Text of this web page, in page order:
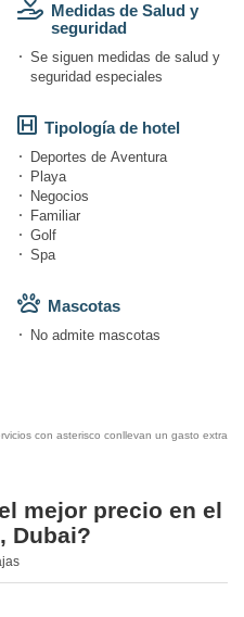
Medidas de Salud y
seguridad
Se siguen medidas de salud y
seguridad especiales
Tipología de hotel
Deportes de Aventura
Playa
Negocios
Familiar
Golf
Spa
Mascotas
No admite mascotas
con asterisco conllevan un gasto extra
mejor precio en el
Dubai?